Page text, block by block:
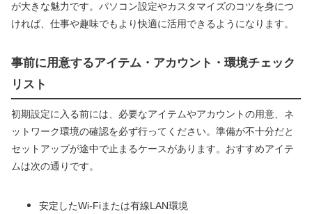
が大きな魅力です。パソコン設定やカスタマイズのコツを身につ
ければ、仕事や趣味でもより快適に活用できるようになります。
事前に用意するアイテム・アカウント・環境チェック
リスト
初期設定に入る前には、必要なアイテムやアカウントの用意、ネ
ットワーク環境の確認を必ず行ってください。準備が不十分だと
セットアップが途中で止まるケースがあります。おすすめアイテ
ムは次の通りです。
安定したWi-Fiまたは有線LAN環境